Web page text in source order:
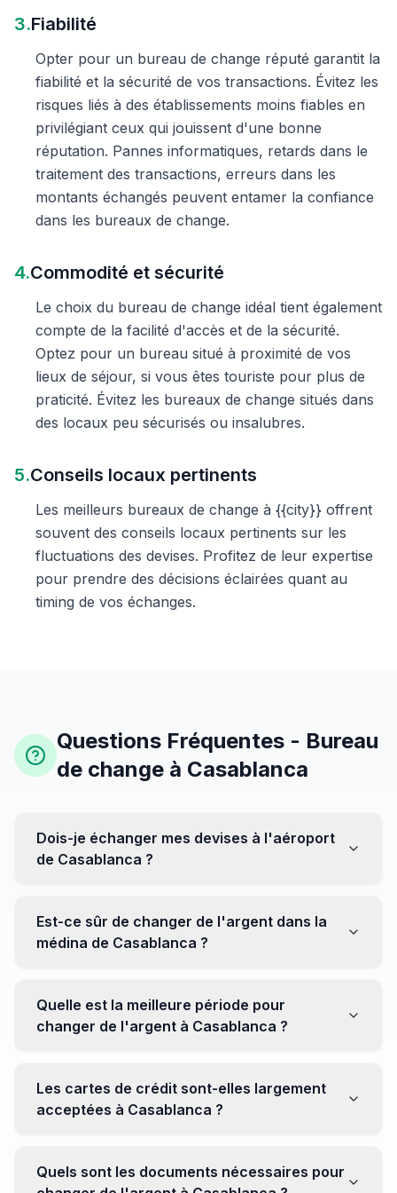
3.Fiabilité
Opter pour un bureau de change réputé garantit la
fiabilité et la sécurité de vos transactions. Évitez les
risques liés à des établissements moins fiables en
privilégiant ceux qui jouissent d'une bonne
réputation. Pannes informatiques, retards dans le
traitement des transactions, erreurs dans les
montants échangés peuvent entamer la confiance
dans les bureaux de change.
4.Commodité et sécurité
Le choix du bureau de change idéal tient également
compte de la facilité d'accès et de la sécurité.
Optez pour un bureau situé à proximité de vos
lieux de séjour, si vous êtes touriste pour plus de
praticité. Évitez les bureaux de change situés dans
des locaux peu sécurisés ou insalubres.
5.Conseils locaux pertinents
Les meilleurs bureaux de change à {{city}} offrent
souvent des conseils locaux pertinents sur les
fluctuations des devises. Profitez de leur expertise
pour prendre des décisions éclairées quant au
timing de vos échanges.
Questions Fréquentes - Bureau
de change à Casablanca
Dois-je échanger mes devises à l'aéroport
de Casablanca ?
être moins avantageux. Orientez-vous plutôt vers les
bureaux de change en ville pour obtenir de meilleurs
Est-ce sûr de changer de l'argent dans la
médina de Casablanca ?
établissements réputés pour éviter les surprises.
Quelle est la meilleure période pour
changer de l'argent à Casablanca ?
soyez attentif aux fluctuations pour maximiser la valeur
de vos devises.
Les cartes de crédit sont-elles largement
acceptées à Casablanca ?
Cependant, avoir un peu de monnaie locale peut être
Quels sont les documents nécessaires pour